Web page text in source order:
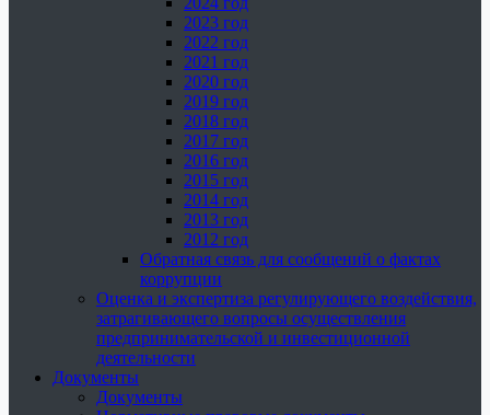
2023 год
2022 год
2021 год
2020 год
2019 год
2018 год
2017 год
2016 год
2015 год
2014 год
2013 год
2012 год
Обратная связь для сообщений о фактах
коррупции
Оценка и экспертиза регулирующего воздействия,
затрагивающего вопросы осуществления
предпринимательской и инвестиционной
деятельности
Документы
Документы